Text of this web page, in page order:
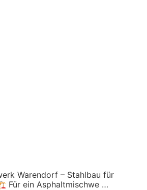
Warendorf – Stahlbau für
Für ein Asphaltmischwe …